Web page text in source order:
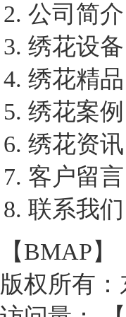
公司简介
绣花设备
绣花精品
绣花案例
绣花资讯
客户留言
联系我们
【BMAP】
版权所有